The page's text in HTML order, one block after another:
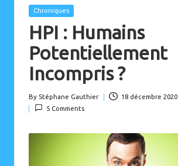
o
u
a
s)
Posted
Chroniques
HPI : Humains
Potentiellement
Incompris ?
Posted
by
By Stéphane Gauthier
18 décembre 2020
5 Comments